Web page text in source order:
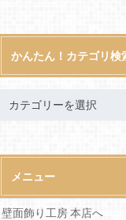
かんたん！カテゴリ検
メニュー
壁面飾り工房 本店へ